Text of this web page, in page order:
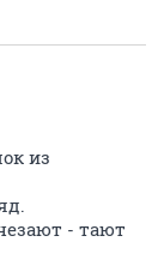
из
- тают